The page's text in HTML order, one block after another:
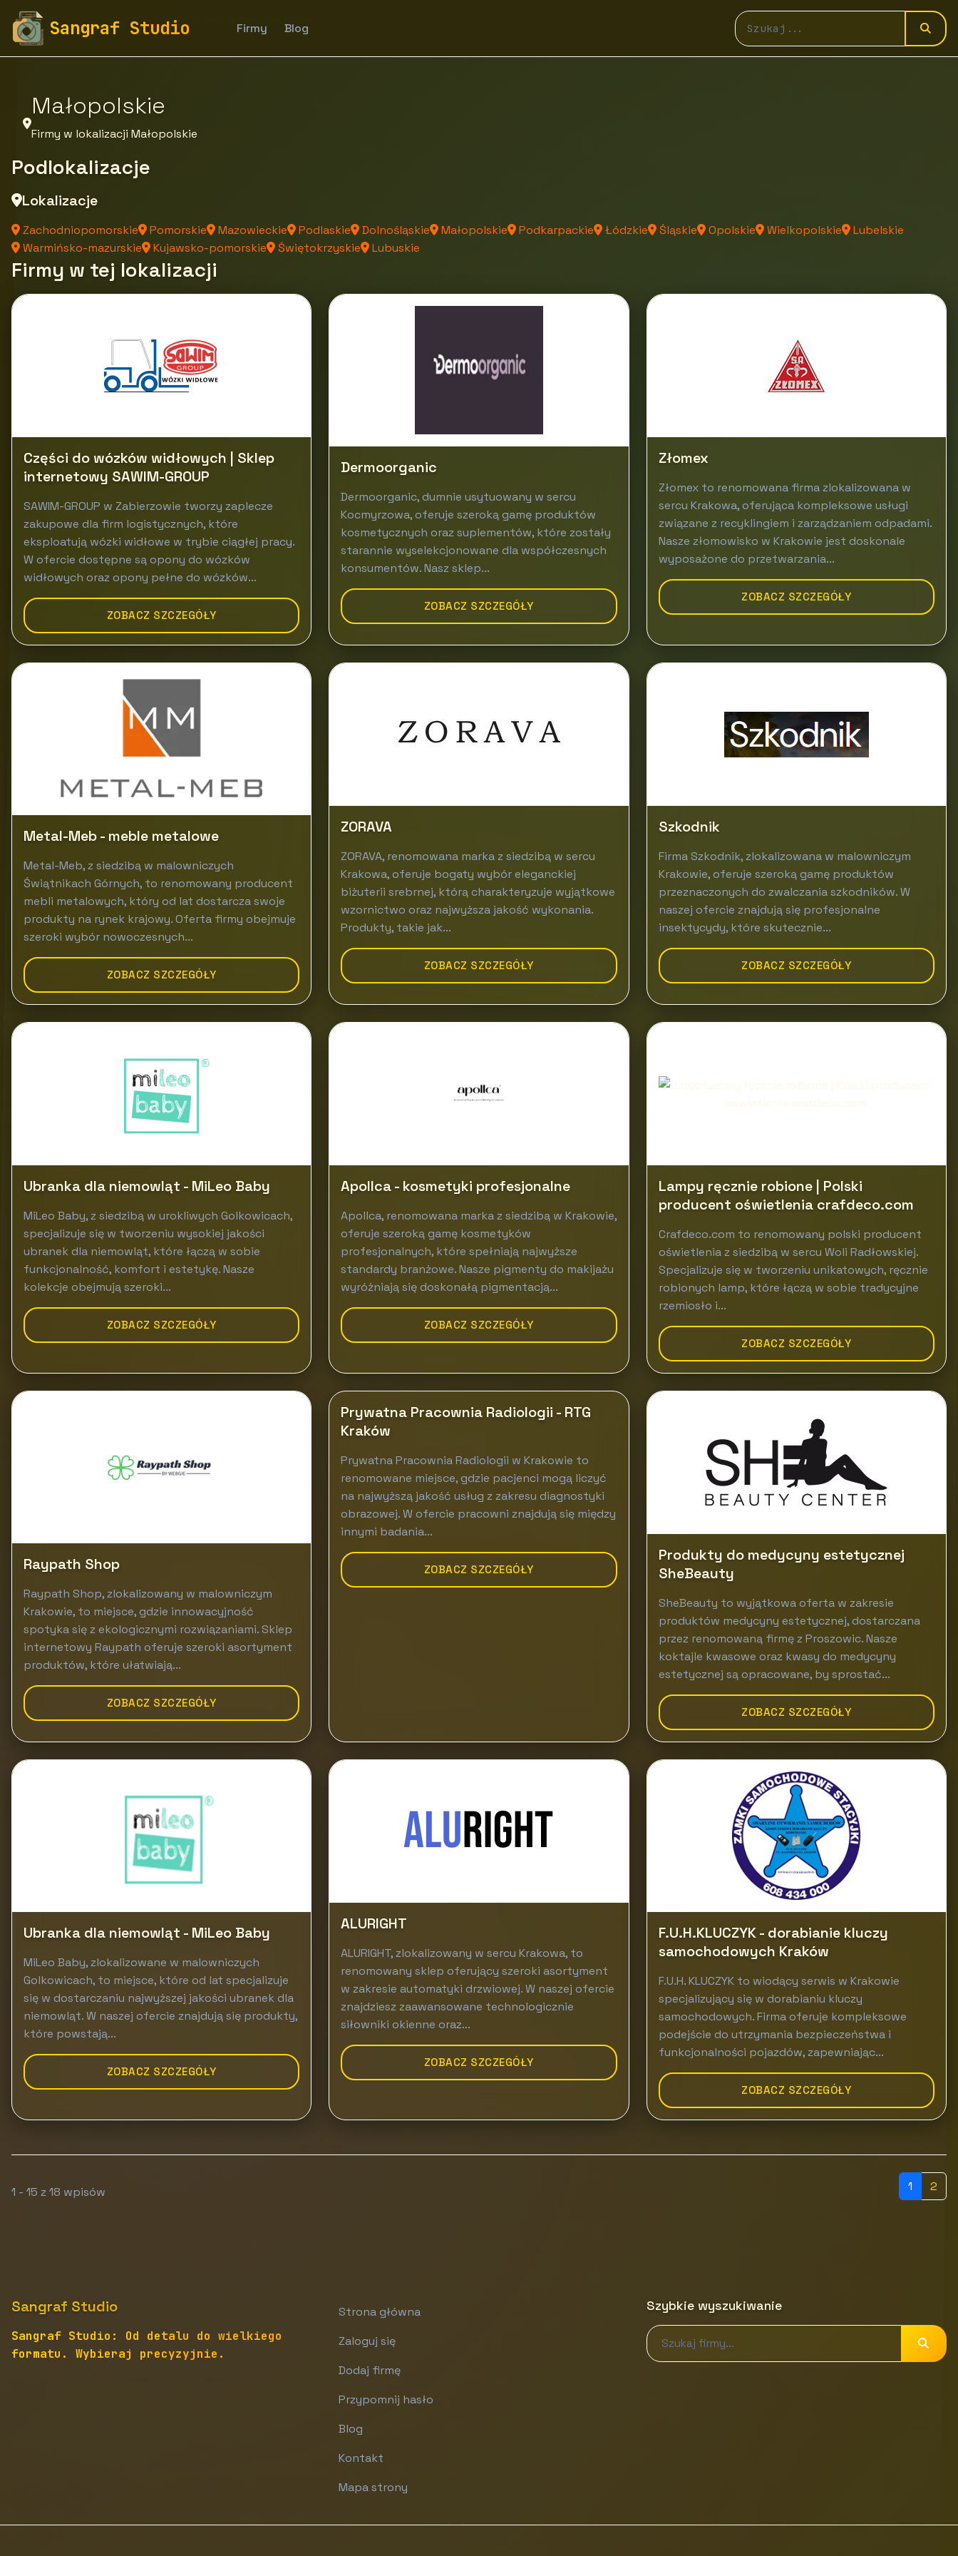
Sangraf Studio Firmy Blog
fototapety-sangraf.pl Firmy
Małopolskie
Firmy w lokalizacji Małopolskie
Podlokalizacje
Lokalizacje
Zachodniopomorskie Pomorskie Mazowieckie Podlaskie Dolnośląskie Małopolskie Podkarpackie Łódzkie Śląskie Opolskie Wielkopolskie
Lubelskie
Warmińsko-mazurskie
Kujawsko-pomorskie Świętokrzyskie Lubuskie
Firmy w tej lokalizacji
Części do wózków widłowych | Sklep
internetowy SAWIM-GROUP
SAWIM-GROUP w Zabierzowie tworzy zaplecze
zakupowe dla firm logistycznych, które
eksploatują wózki widłowe w trybie ciągłej pracy.
W ofercie dostępne są opony do wózków
widłowych oraz opony pełne do wózków...
ZOBACZ SZCZEGÓŁY
Dermoorganic
Dermoorganic, dumnie usytuowany w sercu
Kocmyrzowa, oferuje szeroką gamę produktów
kosmetycznych oraz suplementów, które zostały
starannie wyselekcjonowane dla współczesnych
konsumentów. Nasz sklep...
ZOBACZ SZCZEGÓŁY
Złomex
Złomex to renomowana firma zlokalizowana w
sercu Krakowa, oferująca kompleksowe usługi
związane z recyklingiem i zarządzaniem odpadami.
Nasze złomowisko w Krakowie jest doskonale
wyposażone do przetwarzania...
ZOBACZ SZCZEGÓŁY
Metal-Meb - meble metalowe
Metal-Meb, z siedzibą w malowniczych
Świątnikach Górnych, to renomowany producent
mebli metalowych, który od lat dostarcza swoje
produkty na rynek krajowy. Oferta firmy obejmuje
szeroki wybór nowoczesnych...
ZOBACZ SZCZEGÓŁY
ZORAVA
ZORAVA, renomowana marka z siedzibą w sercu
Krakowa, oferuje bogaty wybór eleganckiej
biżuterii srebrnej, którą charakteryzuje wyjątkowe
wzornictwo oraz najwyższa jakość wykonania.
Produkty, takie jak...
ZOBACZ SZCZEGÓŁY
Szkodnik
Firma Szkodnik, zlokalizowana w malowniczym
Krakowie, oferuje szeroką gamę produktów
przeznaczonych do zwalczania szkodników. W
naszej ofercie znajdują się profesjonalne
insektycydy, które skutecznie...
ZOBACZ SZCZEGÓŁY
Ubranka dla niemowląt - MiLeo Baby
MiLeo Baby, z siedzibą w urokliwych Golkowicach,
specjalizuje się w tworzeniu wysokiej jakości
ubranek dla niemowląt, które łączą w sobie
funkcjonalność, komfort i estetykę. Nasze
kolekcje obejmują szeroki...
ZOBACZ SZCZEGÓŁY
Apollca - kosmetyki profesjonalne
Apollca, renomowana marka z siedzibą w Krakowie,
oferuje szeroką gamę kosmetyków
profesjonalnych, które spełniają najwyższe
standardy branżowe. Nasze pigmenty do makijażu
wyróżniają się doskonałą pigmentacją...
ZOBACZ SZCZEGÓŁY
Lampy ręcznie robione | Polski
producent oświetlenia crafdeco.com
Crafdeco.com to renomowany polski producent
oświetlenia z siedzibą w sercu Woli Radłowskiej.
Specjalizuje się w tworzeniu unikatowych, ręcznie
robionych lamp, które łączą w sobie tradycyjne
rzemiosło i...
ZOBACZ SZCZEGÓŁY
Raypath Shop
Raypath Shop, zlokalizowany w malowniczym
Krakowie, to miejsce, gdzie innowacyjność
spotyka się z ekologicznymi rozwiązaniami. Sklep
internetowy Raypath oferuje szeroki asortyment
produktów, które ułatwiają...
ZOBACZ SZCZEGÓŁY
Prywatna Pracownia Radiologii - RTG
Kraków
Prywatna Pracownia Radiologii w Krakowie to
renomowane miejsce, gdzie pacjenci mogą liczyć
na najwyższą jakość usług z zakresu diagnostyki
obrazowej. W ofercie pracowni znajdują się między
innymi badania...
ZOBACZ SZCZEGÓŁY
Produkty do medycyny estetycznej
SheBeauty
SheBeauty to wyjątkowa oferta w zakresie
produktów medycyny estetycznej, dostarczana
przez renomowaną firmę z Proszowic. Nasze
koktajle kwasowe oraz kwasy do medycyny
estetycznej są opracowane, by sprostać...
ZOBACZ SZCZEGÓŁY
Ubranka dla niemowląt - MiLeo Baby
MiLeo Baby, zlokalizowane w malowniczych
Golkowicach, to miejsce, które od lat specjalizuje
się w dostarczaniu najwyższej jakości ubranek dla
niemowląt. W naszej ofercie znajdują się produkty,
które powstają...
ZOBACZ SZCZEGÓŁY
ALURIGHT
ALURIGHT, zlokalizowany w sercu Krakowa, to
renomowany sklep oferujący szeroki asortyment
w zakresie automatyki drzwiowej. W naszej ofercie
znajdziesz zaawansowane technologicznie
siłowniki okienne oraz...
ZOBACZ SZCZEGÓŁY
F.U.H.KLUCZYK - dorabianie kluczy
samochodowych Kraków
F.U.H. KLUCZYK to wiodący serwis w Krakowie
specjalizujący się w dorabianiu kluczy
samochodowych. Firma oferuje kompleksowe
podejście do utrzymania bezpieczeństwa i
funkcjonalności pojazdów, zapewniając...
ZOBACZ SZCZEGÓŁY
1 - 15 z 18 wpisów 1 2
Sangraf Studio
Sangraf Studio: Od detalu do wielkiego
formatu. Wybieraj precyzyjnie.
Strona główna
Zaloguj się
Dodaj firmę
Przypomnij hasło
Blog
Kontakt
Mapa strony
Szybkie wyszukiwanie